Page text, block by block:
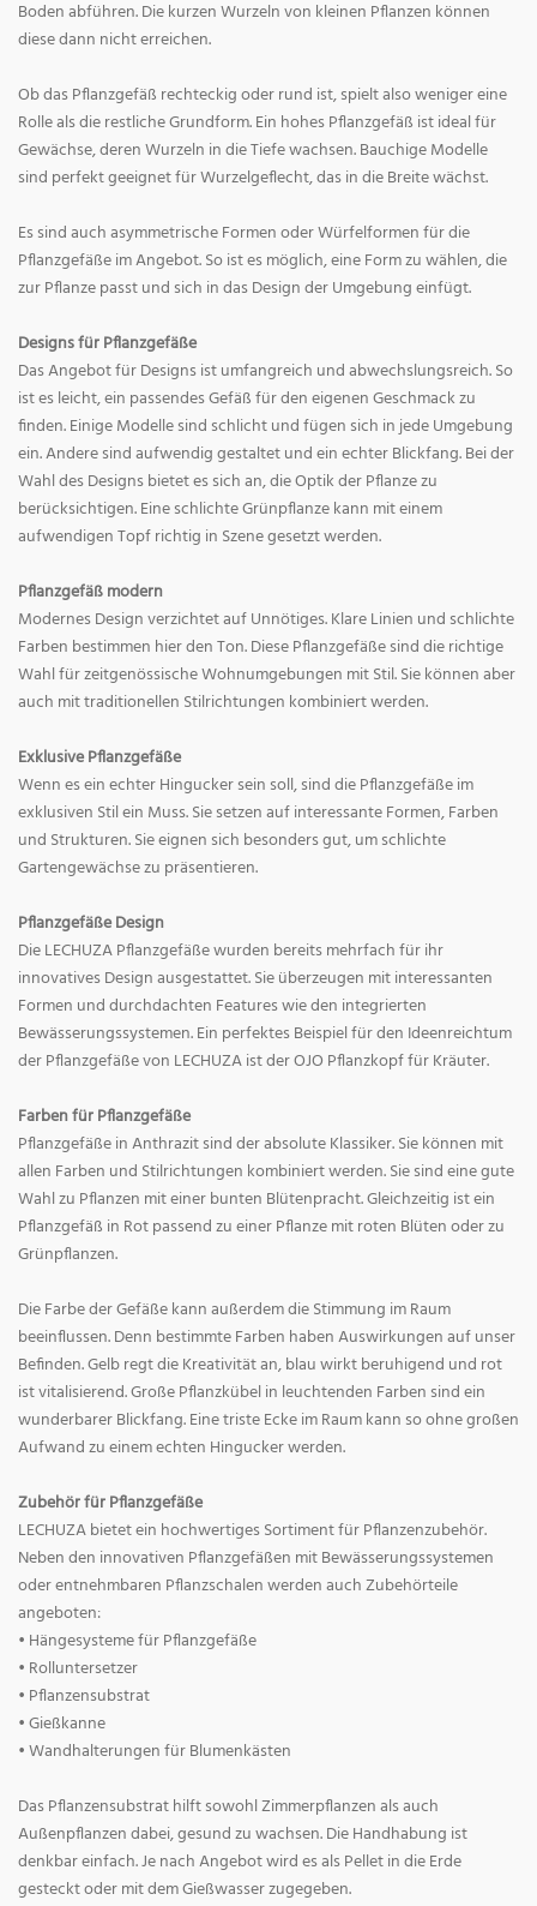
Boden abführen. Die kurzen Wurzeln von kleinen Pflanzen können
diese dann nicht erreichen.
Ob das Pflanzgefäß rechteckig oder rund ist, spielt also weniger eine
Rolle als die restliche Grundform. Ein hohes Pflanzgefäß ist ideal für
Gewächse, deren Wurzeln in die Tiefe wachsen. Bauchige Modelle
sind perfekt geeignet für Wurzelgeflecht, das in die Breite wächst.
Es sind auch asymmetrische Formen oder Würfelformen für die
Pflanzgefäße im Angebot. So ist es möglich, eine Form zu wählen, die
zur Pflanze passt und sich in das Design der Umgebung einfügt.
Designs für Pflanzgefäße
Das Angebot für Designs ist umfangreich und abwechslungsreich. So
ist es leicht, ein passendes Gefäß für den eigenen Geschmack zu
finden. Einige Modelle sind schlicht und fügen sich in jede Umgebung
ein. Andere sind aufwendig gestaltet und ein echter Blickfang. Bei der
Wahl des Designs bietet es sich an, die Optik der Pflanze zu
berücksichtigen. Eine schlichte Grünpflanze kann mit einem
aufwendigen Topf richtig in Szene gesetzt werden.
Pflanzgefäß modern
Modernes Design verzichtet auf Unnötiges. Klare Linien und schlichte
Farben bestimmen hier den Ton. Diese Pflanzgefäße sind die richtige
Wahl für zeitgenössische Wohnumgebungen mit Stil. Sie können aber
auch mit traditionellen Stilrichtungen kombiniert werden.
Exklusive Pflanzgefäße
Wenn es ein echter Hingucker sein soll, sind die Pflanzgefäße im
exklusiven Stil ein Muss. Sie setzen auf interessante Formen, Farben
und Strukturen. Sie eignen sich besonders gut, um schlichte
Gartengewächse zu präsentieren.
Pflanzgefäße Design
Die LECHUZA Pflanzgefäße wurden bereits mehrfach für ihr
innovatives Design ausgestattet. Sie überzeugen mit interessanten
Formen und durchdachten Features wie den integrierten
Bewässerungssystemen. Ein perfektes Beispiel für den Ideenreichtum
der Pflanzgefäße von LECHUZA ist der OJO Pflanzkopf für Kräuter.
Farben für Pflanzgefäße
Pflanzgefäße in Anthrazit sind der absolute Klassiker. Sie können mit
allen Farben und Stilrichtungen kombiniert werden. Sie sind eine gute
Wahl zu Pflanzen mit einer bunten Blütenpracht. Gleichzeitig ist ein
Pflanzgefäß in Rot passend zu einer Pflanze mit roten Blüten oder zu
Grünpflanzen.
Die Farbe der Gefäße kann außerdem die Stimmung im Raum
beeinflussen. Denn bestimmte Farben haben Auswirkungen auf unser
Befinden. Gelb regt die Kreativität an, blau wirkt beruhigend und rot
ist vitalisierend. Große Pflanzkübel in leuchtenden Farben sind ein
wunderbarer Blickfang. Eine triste Ecke im Raum kann so ohne großen
Aufwand zu einem echten Hingucker werden.
Zubehör für Pflanzgefäße
LECHUZA bietet ein hochwertiges Sortiment für Pflanzenzubehör.
Neben den innovativen Pflanzgefäßen mit Bewässerungssystemen
oder entnehmbaren Pflanzschalen werden auch Zubehörteile
angeboten:
• Hängesysteme für Pflanzgefäße
• Rolluntersetzer
• Pflanzensubstrat
• Gießkanne
• Wandhalterungen für Blumenkästen
Das Pflanzensubstrat hilft sowohl Zimmerpflanzen als auch
Außenpflanzen dabei, gesund zu wachsen. Die Handhabung ist
denkbar einfach. Je nach Angebot wird es als Pellet in die Erde
gesteckt oder mit dem Gießwasser zugegeben.